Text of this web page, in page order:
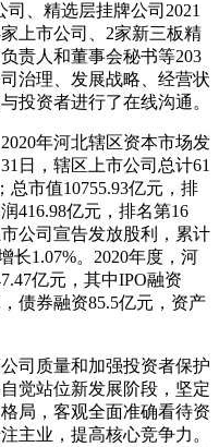
、精选层挂牌公司2021
上市公司、2家新三板精
责人和董事会秘书等203
治理、发展战略、经营状
投资者进行了在线沟通。
年河北辖区资本市场发
日，辖区上市公司总计61
总市值10755.93亿元，排
416.98亿元，排名第16
公司宣告发放股利，累计
长1.07%。2020年度，河
亿元，其中IPO融资
债券融资85.5亿元，资产
质量和加强投资者保护
觉站位新发展阶段，坚定
局，客观全面准确看待资
主业，提高核心竞争力。